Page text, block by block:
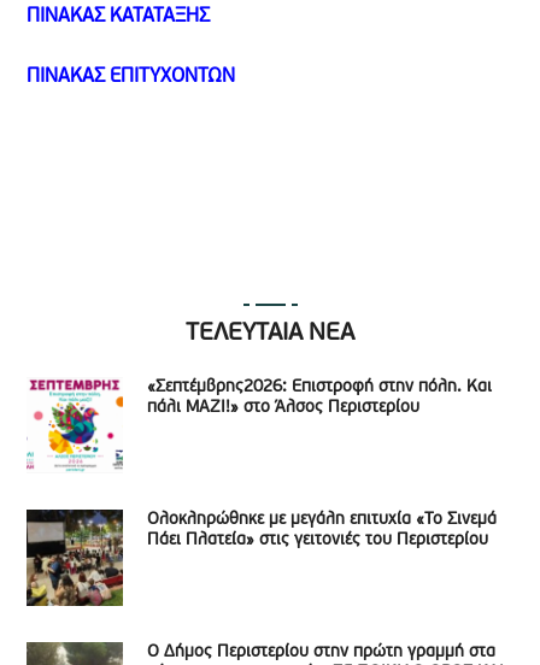
ΠΙΝΑΚΑΣ ΚΑΤΑΤΑΞΗΣ
ΠΙΝΑΚΑΣ ΕΠΙΤΥΧΟΝΤΩΝ
ΤΕΛΕΥΤΑΙΑ ΝΕΑ
«Σεπτέμβρης2026: Επιστροφή στην πόλη. Και
πάλι ΜΑΖΙ!» στο Άλσος Περιστερίου
Ολοκληρώθηκε με μεγάλη επιτυχία «Το Σινεμά
Πάει Πλατεία» στις γειτονιές του Περιστερίου
Ο Δήμος Περιστερίου στην πρώτη γραμμή στα